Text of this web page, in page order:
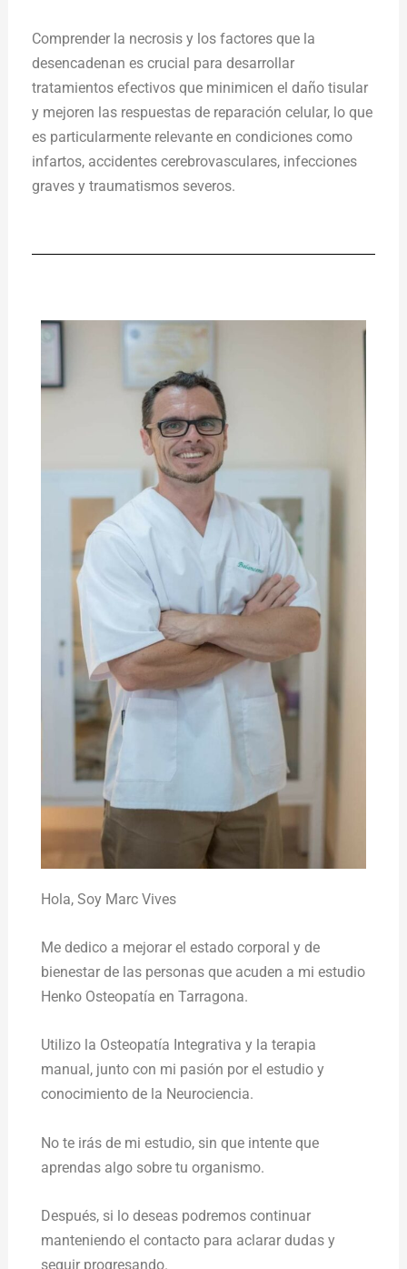
Comprender la necrosis y los factores que la
desencadenan es crucial para desarrollar
tratamientos efectivos que minimicen el daño tisular
y mejoren las respuestas de reparación celular, lo que
es particularmente relevante en condiciones como
infartos, accidentes cerebrovasculares, infecciones
graves y traumatismos severos.
Hola,Soy Marc Vives
Me dedico a mejorar el estado corporal y de
bienestar de las personas que acuden a mi estudio
Henko Osteopatía en Tarragona.
Utilizo la Osteopatía Integrativa y la terapia
manual, junto con mi pasión por el estudio y
conocimiento de la Neurociencia.
No te irás de mi estudio, sin que intente que
aprendas algo sobre tu organismo.
Después, si lo deseas podremos continuar
manteniendo el contacto para aclarar dudas y
seguir progresando.